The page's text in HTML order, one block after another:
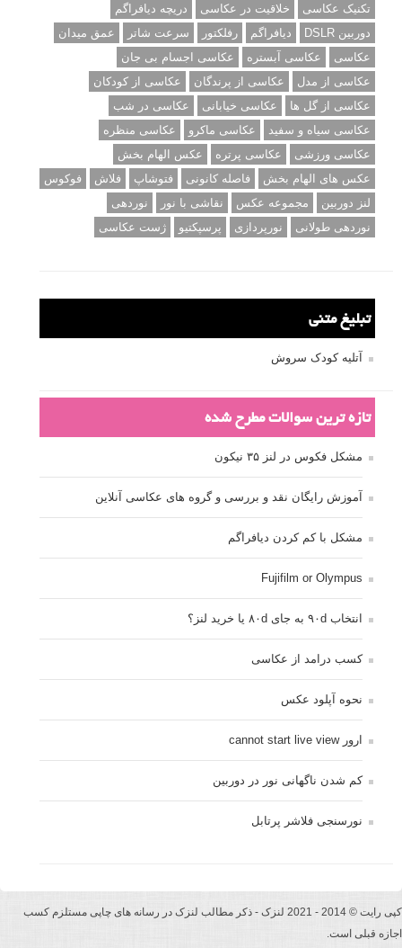
تکنیک عکاسی
خلاقیت در عکاسی
دریچه دیافراگم
دوربین DSLR
دیافراگم رفلکتور سرعت شاتر
عمق میدان
عکاسی
عکاسی آبستره
عکاسی اجسام بی جان
عکاسی از مدل
عکاسی از پرندگان
عکاسی از کودکان
عکاسی از گل ها
عکاسی خیابانی
عکاسی در شب
عکاسی سیاه و سفید
عکاسی ماکرو
عکاسی منظره
عکاسی ورزشی
عکاسی پرتره
عکس الهام بخش
عکس های الهام بخش
فاصله کانونی فتوشاپ فلاش
فوکوس
لنز دوربین
مجموعه عکس نقاشی با نور
نوردهی
نوردهی طولانی
نورپردازی پرسپکتیو ژست عکاسی
تبلیغ متنی
آتلیه کودک سروش
تازه ترین سوالات مطرح شده
مشکل فکوس در لنز ۳۵ نیکون
آموزش رایگان نقد و بررسی و گروه های عکاسی آنلاین
مشکل با کم کردن دیافراگم
Fujifilm or Olympus
انتخاب ۹۰d به جای ۸۰d یا خرید لنز؟
کسب درامد از عکاسی
نحوه آپلود عکس
ارور cannot start live view
کم شدن ناگهانی نور در دوربین
نورسنجی فلاشر پرتابل
کپی رایت © 2014 - 2021 لنزک - ذکر مطالب لنزک در رسانه های چاپی مستلزم کسب
اجازه قبلی است.